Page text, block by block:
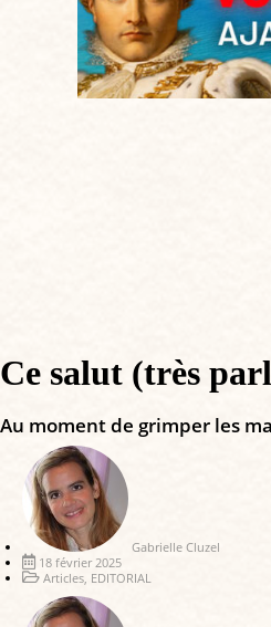
Ce salut (très
Au moment de grimper les
Gabrielle Cluzel
18 février 2025
Articles EDITORIAL